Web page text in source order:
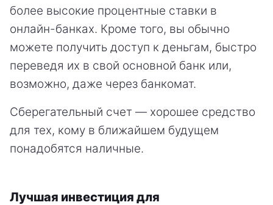
более высокие процентные ставки в
онлайн-банках. Кроме того, вы обычно
можете получить доступ к деньгам, быстро
переведя их в свой основной банк или,
возможно, даже через банкомат.
Сберегательный счет — хорошее средство
для тех, кому в ближайшем будущем
понадобятся наличные.
Лучшая инвестиция для